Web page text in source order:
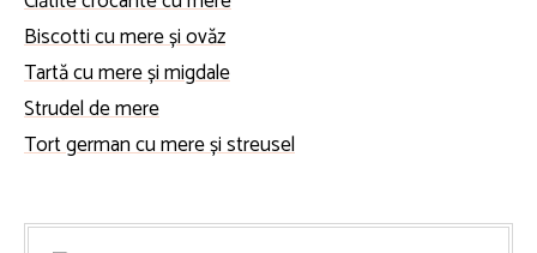
Biscotti cu mere și ovăz
Tartă cu mere și migdale
Strudel de mere
Tort german cu mere și streusel